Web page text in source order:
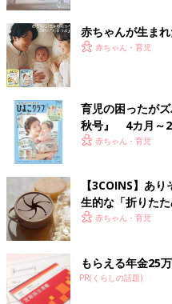
トの汚れを防げる「防水パッ
かりしていて、足元までカバ
心なのだそう♪ こちらは550円
使い捨てで楽ちん！荷物
ッカー」
赤ちゃんが生ま
赤ちゃん・育児
育児の困ったが
秋号』 4カ月～2
いっぱい！
赤ちゃん・育児
【3COINS】あ
生的な「折りた
赤ちゃん・育児
もらえる年金25
PR(くらしの話題)